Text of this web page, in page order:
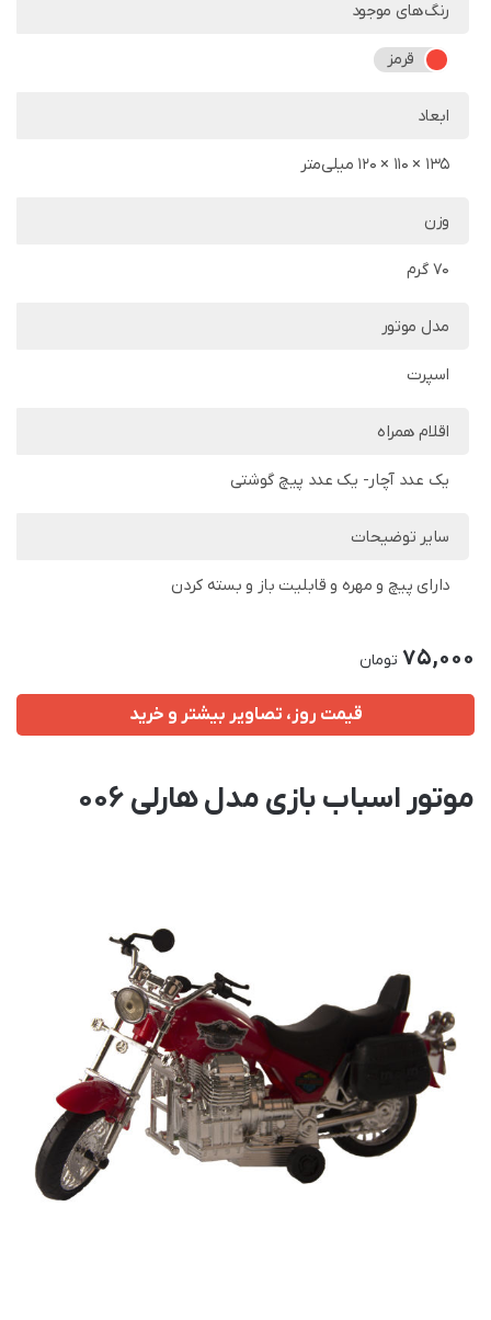
رنگ‌های موجود
قرمز
ابعاد
135 × 110 × 120 میلی‌متر
وزن
70 گرم
مدل موتور
اسپرت
اقلام همراه
یک عدد آچار- یک عدد پیچ گوشتی
سایر توضیحات
دارای پیچ و مهره و قابلیت باز و بسته کردن
75,000 تومان
قیمت روز، تصاویر بیشتر و خرید
موتور اسباب بازی مدل هارلی 006